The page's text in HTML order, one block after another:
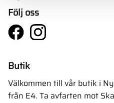
Följ oss
Butik
Välkommen till vår butik i
från E4. Ta avfarten mot